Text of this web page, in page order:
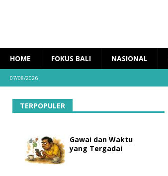
HOME FOKUS BALI NASIONAL
07/08/2026
TERPOPULER
Gawai dan Waktu
yang Tergadai